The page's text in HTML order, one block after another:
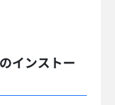
インストー